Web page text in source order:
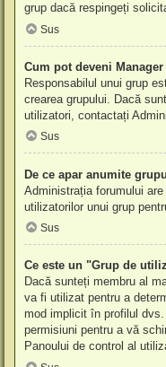
grup dacă respingeți
Sus
Cum pot deveni
Responsabilul unui grup
crearea grupului. Dacă
utilizatori, contactați
Sus
De ce apar anumite
Administrația forumului
utilizatorilor unui grup
Sus
Ce este un "Grup de
Dacă sunteți membru al
va fi utilizat pentru a
mod implicit în profilul
permisiuni pentru a vă
Panoului de control al